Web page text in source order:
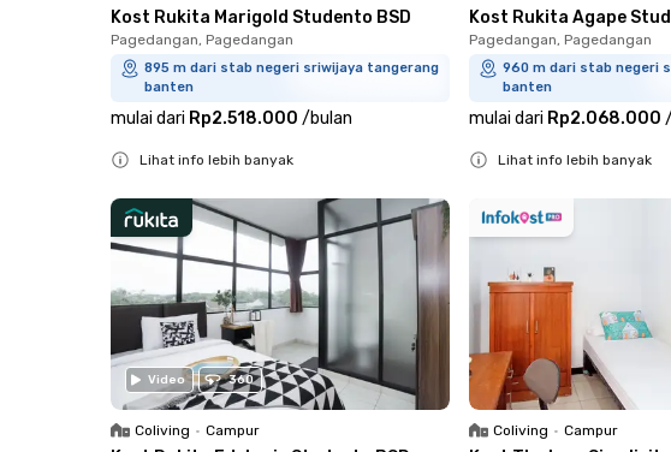
Kost Rukita Marigold Studento BSD
Pagedangan, Pagedangan
895 m dari stab negeri sriwijaya tangerang
banten
mulai dari Rp2.518.000 /bulan
Lihat info lebih banyak
Kost Rukita Agape
Pagedangan, Pagedangan
960 m dari stab negeri
banten
mulai dari Rp2.068.000 /
Lihat info lebih banyak
Video 360
Coliving • Campur Coliving • Campur